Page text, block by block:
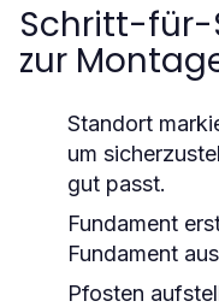
Schritt-
zur
Standort
um
gut passt.
Fundament
Fundament
Pfosten